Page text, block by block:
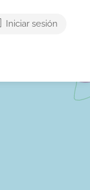
Iniciar sesión